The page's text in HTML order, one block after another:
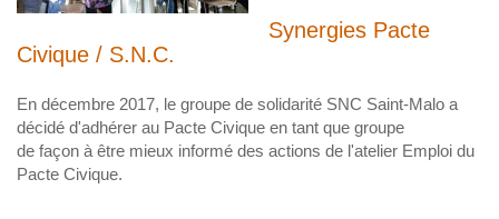
Synergies Pacte
Civique / S.N.C.
En décembre 2017, le groupe de solidarité SNC Saint-Malo a
décidé d'adhérer au Pacte Civique en tant que groupe
de façon à être mieux informé des actions de l'atelier Emploi du
Pacte Civique.